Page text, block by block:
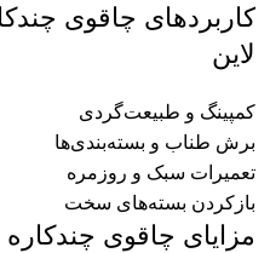
لاین
کمپینگ و طبیعت‌گردی
برش طناب و بسته‌بندی‌ها
تعمیرات سبک و روزمره
بازکردن بسته‌های سخت